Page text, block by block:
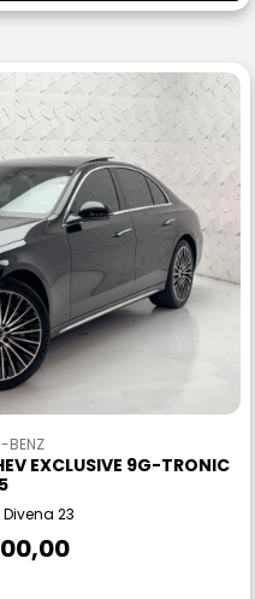
BENZ
EXCLUSIVE 9G-TRONIC
23